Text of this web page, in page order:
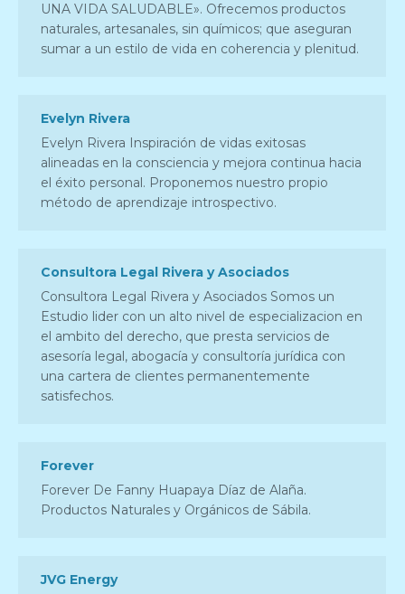
UNA VIDA SALUDABLE». Ofrecemos productos
naturales, artesanales, sin químicos; que aseguran
sumar a un estilo de vida en coherencia y plenitud.
Evelyn Rivera
Evelyn Rivera Inspiración de vidas exitosas
alineadas en la consciencia y mejora continua hacia
el éxito personal. Proponemos nuestro propio
método de aprendizaje introspectivo.
Consultora Legal Rivera y Asociados
Consultora Legal Rivera y Asociados Somos un
Estudio lider con un alto nivel de especializacion en
el ambito del derecho, que presta servicios de
asesoría legal, abogacía y consultoría jurídica con
una cartera de clientes permanentemente
satisfechos.
Forever
Forever De Fanny Huapaya Díaz de Alaña.
Productos Naturales y Orgánicos de Sábila.
JVG Energy